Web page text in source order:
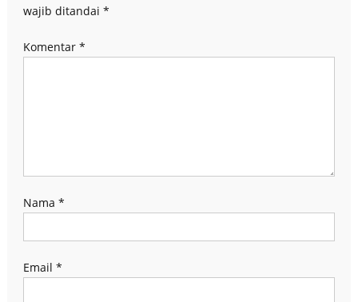
wajib ditandai *
Komentar *
Nama *
Email *